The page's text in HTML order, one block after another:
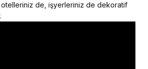
de, işyerleriniz de dekoratif